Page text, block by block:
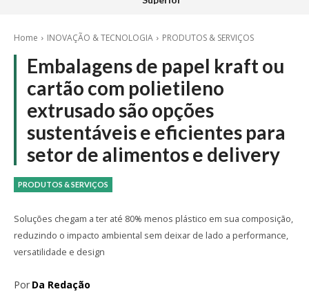
Home INOVAÇÃO & TECNOLOGIA PRODUTOS & SERVIÇOS
Embalagens de papel kraft ou
cartão com polietileno
extrusado são opções
sustentáveis e eficientes para
setor de alimentos e delivery
PRODUTOS & SERVIÇOS
Soluções chegam a ter até 80% menos plástico em sua composição,
reduzindo o impacto ambiental sem deixar de lado a performance,
versatilidade e design
Por Da Redação